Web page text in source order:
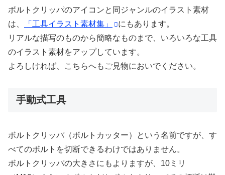
ボルトクリッパのアイコンと同ジャンルのイラスト素材
は、
「工具イラスト素材集」
にもあります。
リアルな描写のものから簡略なものまで、いろいろな工具
のイラスト素材をアップしています。
よろしければ、こちらへもご見物においでください。
手動式工具
ボルトクリッパ（ボルトカッター）という名前ですが、す
べてのボルトを切断できるわけではありません。
ボルトクリッパの大きさにもよりますが、10ミリ